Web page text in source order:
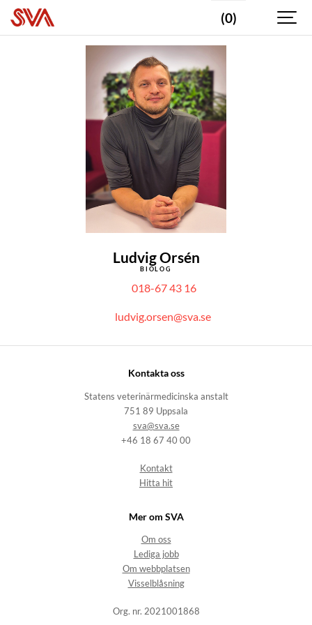
(0)
Ludvig Orsén
BIOLOG
018-67 43 16
ludvig.orsen@sva.se
Kontakta oss
Statens veterinärmedicinska anstalt
751 89 Uppsala
sva@sva.se
+46 18 67 40 00
Kontakt
Hitta hit
Mer om SVA
Om oss
Lediga jobb
Om webbplatsen
Visselblåsning
Org. nr. 2021001868